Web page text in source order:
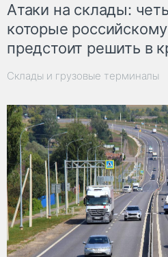
Атаки на склады:
которые
предстоит решить в
Склады и грузовые терминалы